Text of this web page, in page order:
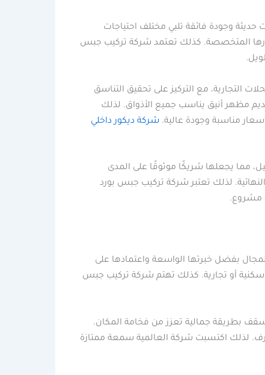
وجودة فائقة تلبي مختلف احتياجات
المتخصصة. كذلك تعتمد شركة تركيب جبس
التجارية، مع التركيز على تحقيق التناسق
مظهر أنيق يناسب جميع الأذواق. لذلك
مناسبة وجودة عالية. شركة ديكور داخلي
مما يجعلها شريكًا موثوقًا على المدى
لذلك تعتبر شركة تركيب جبس بورد
مشروع.
بفضل خبرتها الواسعة واعتمادها على
سكنية أو تجارية. كذلك تهتم شركة تركيب جبس
بطريقة جمالية تعزز من فخامة المكان.
لذلك اكتسبت شركة العالمية سمعة ممتازة